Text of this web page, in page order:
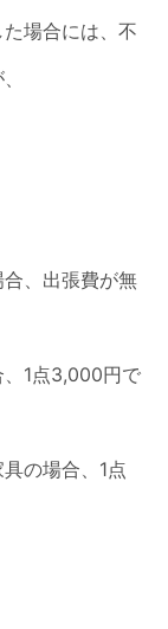
場合には、不
、出張費が無
、1点3,000円で
の場合、1点